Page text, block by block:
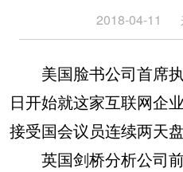
2018-04-11
美国脸书公司首席执
日开始就这家互联网企
接受国会议员连续两天盘
英国剑桥分析公司前